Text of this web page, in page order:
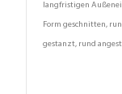
langfristigen
Form geschnitten,
gestanzt, rund